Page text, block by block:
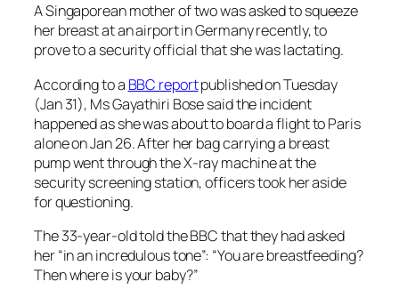
A Singaporean mother of two was asked to squeeze
her breast at an airport in Germany recently, to
prove to a security official that she was lactating.
According to a BBC reportpublished on Tuesday
(Jan 31), Ms Gayathiri Bose said the incident
happened as she was about to board a flight to Paris
alone on Jan 26. After her bag carrying a breast
pump went through the X-ray machine at the
security screening station, officers took her aside
for questioning.
The 33-year-old told the BBC that they had asked
her “in an incredulous tone”: “You are breastfeeding?
Then where is your baby?”